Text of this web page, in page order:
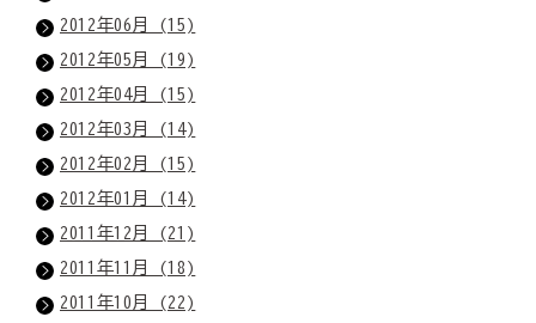
2012年06月 (15)
2012年05月 (19)
2012年04月 (15)
2012年03月 (14)
2012年02月 (15)
2012年01月 (14)
2011年12月 (21)
2011年11月 (18)
2011年10月 (22)